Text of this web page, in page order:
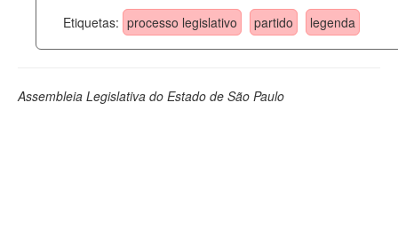
Etiquetas: processo legislativo partido legenda
Assembleia Legislativa do Estado de São Paulo